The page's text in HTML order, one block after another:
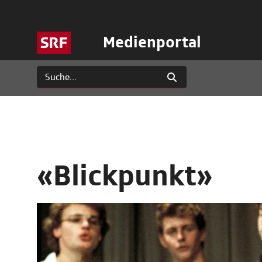
Medienportal
«Blickpunkt»